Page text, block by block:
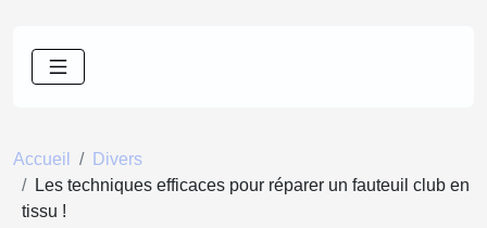
Accueil
Divers
Les techniques efficaces pour réparer un fauteuil club en
tissu !